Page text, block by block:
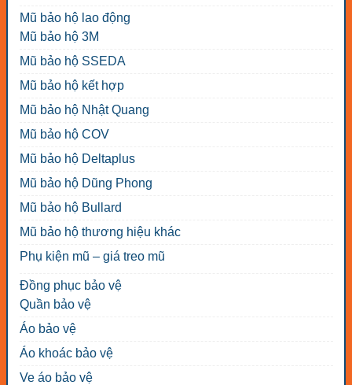
Mũ bảo hộ lao động
Mũ bảo hộ 3M
Mũ bảo hộ SSEDA
Mũ bảo hộ kết hợp
Mũ bảo hộ Nhật Quang
Mũ bảo hộ COV
Mũ bảo hộ Deltaplus
Mũ bảo hộ Dũng Phong
Mũ bảo hộ Bullard
Mũ bảo hộ thương hiệu khác
Phụ kiện mũ – giá treo mũ
Đồng phục bảo vệ
Quần bảo vệ
Áo bảo vệ
Áo khoác bảo vệ
Ve áo bảo vệ